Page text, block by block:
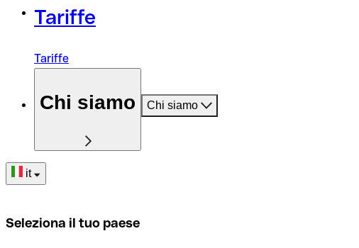
Tariffe
Tariffe
Chi siamo Chi siamo
it
Seleziona il tuo paese